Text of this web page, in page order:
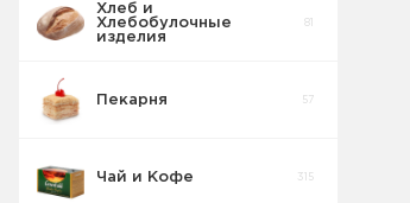
Хлеб и
Хлебобулочные
изделия
81
Пекарня 57
Чай и Кофе 315